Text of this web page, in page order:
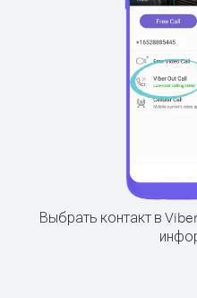
Выбрать контакт в